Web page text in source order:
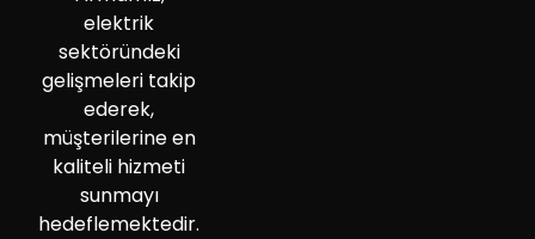
elektrik
sektöründeki
gelişmeleri takip
ederek,
müşterilerine en
kaliteli hizmeti
sunmayı
hedeflemektedir.